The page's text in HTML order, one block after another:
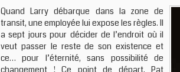
Quand Larry débarque dans la zone de
transit, une employée lui expose les règles. Il
a sept jours pour décider de l’endroit où il
veut passer le reste de son existence et
ce… pour l’éternité, sans possibilité de
changement ! Ce point de départ, Pat